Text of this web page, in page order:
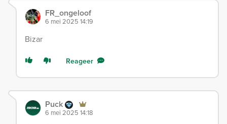
FR_ongeloof
6 mei 2025 14:19
Bizar
Reageer
Puck
6 mei 2025 14:18